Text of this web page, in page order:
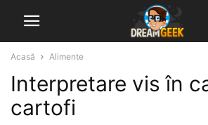
Acasă Alimente
Interpretare vis în
cartofi